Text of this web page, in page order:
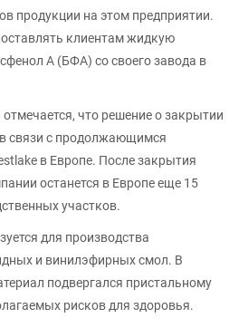
продукции на этом предприятии.
клиентам жидкую
А (БФА) со своего завода в
что решение о закрытии
связи с продолжающимся
в Европе. После закрытия
останется в Европе еще 15
участков.
для производства
и винилэфирных смол. В
подвергался пристальному
рисков для здоровья.